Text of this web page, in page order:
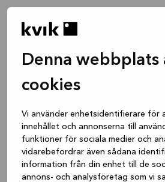
Denna webbplats
cookies
Vi använder enhetsidentifierare för
innehållet och annonserna till
funktioner för sociala medier och
vidarebefordrar även sådana
information från din enhet till de
annons- och analysföretag som vi